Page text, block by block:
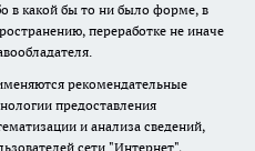
в какой бы то ни было форме, в
переработке не иначе
рекомендательные
предоставления
и анализа сведений,
сети "Интернет",